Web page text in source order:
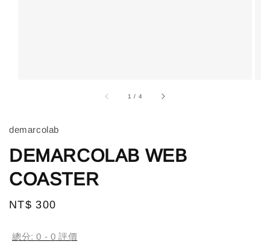
1 / 4
demarcolab
DEMARCOLAB WEB
COASTER
Regular
NT$ 300
總分:0 - 0 評價